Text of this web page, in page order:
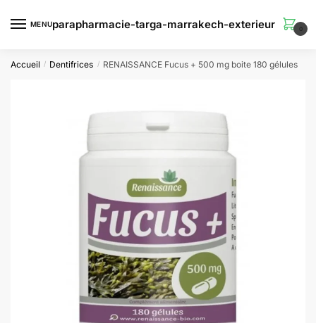
MENU
0
Accueil / Dentifrices / RENAISSANCE Fucus + 500 mg boite 180 gélules